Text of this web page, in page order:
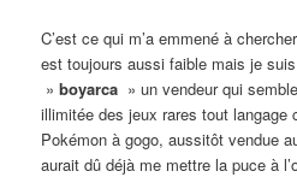
C’est ce qui m’a emmené à
est toujours aussi faible mais je
»boyarca » un vendeur qui
illimitée des jeux rares tout langage
Pokémon à gogo, aussitôt vendue
aurait dû déjà me mettre la puce à